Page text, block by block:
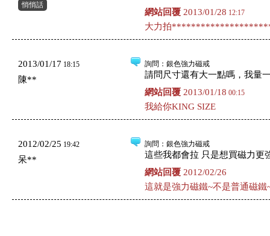
悄悄話
網站回覆 2013/01/28 12:17
大力拍
2013/01/17 18:15
陳**
詢問 ：銀色強力磁戒
請問尺寸還有大一點嗎，我量
網站回覆 2013/01/18 00:15
我給你KING SIZE
2012/02/25 19:42
呆**
詢問 ：銀色強力磁戒
這些我都會拉 只是想買磁力更
網站回覆 2012/02/26
這就是強力磁鐵~不是普通磁鐵